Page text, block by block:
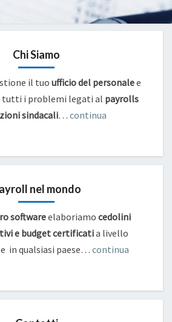
Chi Siamo
il tuo ufficio del personalee
tutti i problemi legati al payrolls
sindacali… continua
nel mondo
softwareelaboriamo cedolini
e budget certificatia livello
in qualsiasi paese…continua